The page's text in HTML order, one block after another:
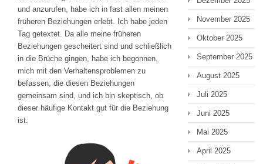
und anzurufen, habe ich in fast allen meinen
früheren Beziehungen erlebt. Ich habe jeden
Tag getextet. Da alle meine früheren
Beziehungen gescheitert sind und schließlich
in die Brüche gingen, habe ich begonnen,
mich mit den Verhaltensproblemen zu
befassen, die diesen Beziehungen
gemeinsam sind, und ich bin skeptisch, ob
dieser häufige Kontakt gut für die Beziehung
ist.
November 2025
Oktober 2025
September 2025
August 2025
Juli 2025
Juni 2025
Mai 2025
April 2025